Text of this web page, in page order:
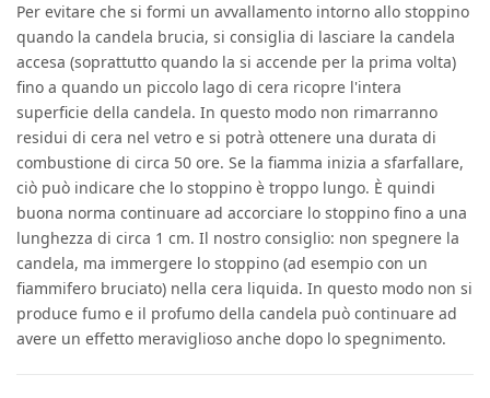
Per evitare che si formi un avvallamento intorno allo stoppino
quando la candela brucia, si consiglia di lasciare la candela
accesa (soprattutto quando la si accende per la prima volta)
fino a quando un piccolo lago di cera ricopre l'intera
superficie della candela. In questo modo non rimarranno
residui di cera nel vetro e si potrà ottenere una durata di
combustione di circa 50 ore. Se la fiamma inizia a sfarfallare,
ciò può indicare che lo stoppino è troppo lungo. È quindi
buona norma continuare ad accorciare lo stoppino fino a una
lunghezza di circa 1 cm. Il nostro consiglio: non spegnere la
candela, ma immergere lo stoppino (ad esempio con un
fiammifero bruciato) nella cera liquida. In questo modo non si
produce fumo e il profumo della candela può continuare ad
avere un effetto meraviglioso anche dopo lo spegnimento.